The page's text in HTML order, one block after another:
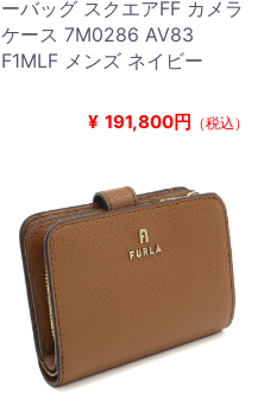
ーバッグ スクエアFF カメラ
ケース 7M0286 AV83
F1MLF メンズ ネイビー
¥ 191,800円 （税込）